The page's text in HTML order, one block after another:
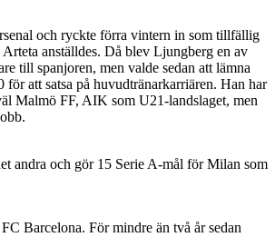
och ryckte förra vintern in som tillfällig
anställdes. Då blev Ljungberg en av
till spanjoren, men valde sedan att lämna
för att satsa på huvudtränarkarriären. Han har
Malmö FF, AIK som U21-landslaget, men
andra och gör 15 Serie A-mål för Milan som
Barcelona. För mindre än två år sedan